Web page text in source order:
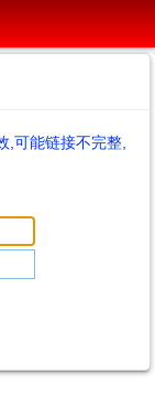
,可能链接不完整,